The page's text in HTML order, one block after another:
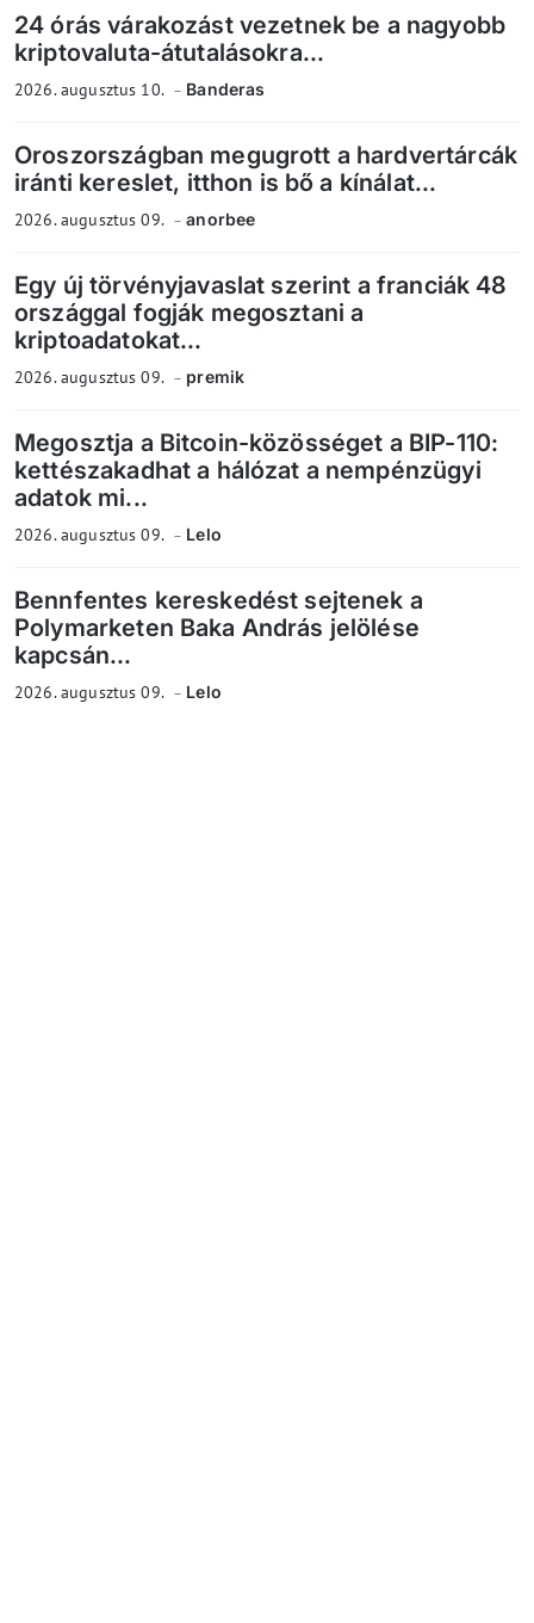
24 órás várakozást vezetnek be a nagyobb
kriptovaluta-átutalásokra...
2026. augusztus 10. Banderas
Oroszországban megugrott a hardvertárcák
iránti kereslet, itthon is bő a kínálat...
2026. augusztus 09. anorbee
Egy új törvényjavaslat szerint a franciák 48
országgal fogják megosztani a
kriptoadatokat...
2026. augusztus 09. premik
Megosztja a Bitcoin-közösséget a BIP-110:
kettészakadhat a hálózat a nempénzügyi
adatok mi...
2026. augusztus 09. Lelo
Bennfentes kereskedést sejtenek a
Polymarketen Baka András jelölése
kapcsán...
2026. augusztus 09. Lelo